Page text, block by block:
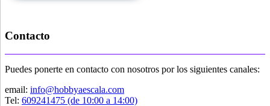
Contacto
Puedes ponerte en contacto con nosotros por los siguientes canales:
email: info@hobbyaescala.com
Tel: 609241475 (de 10:00 a 14:00)